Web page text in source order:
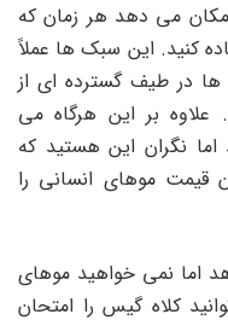
می دهد هر زمان که
کنید. این سبک ها عملاً
در طیف گسترده ای از
بر این هرگاه می
اما نگران این هستید که
قیمت موهای انسانی را
اما نمی خواهید موهای
کلاه گیس را امتحان